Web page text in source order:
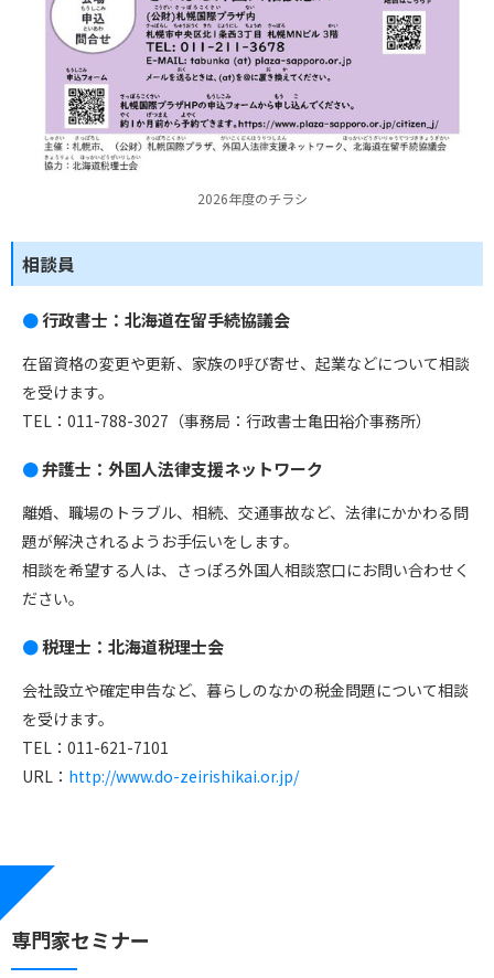
2026年度のチラシ
相談員
行政書士：北海道在留手続協議会
在留資格の変更や更新、家族の呼び寄せ、起業などについて相談
を受けます。
TEL：011-788-3027（事務局：行政書士亀田裕介事務所）
弁護士：外国人法律支援ネットワーク
離婚、職場のトラブル、相続、交通事故など、法律にかかわる問
題が解決されるようお手伝いをします。
相談を希望する人は、さっぽろ外国人相談窓口にお問い合わせく
ださい。
税理士：北海道税理士会
会社設立や確定申告など、暮らしのなかの税金問題について相談
を受けます。
TEL：011-621-7101
URL： http://www.do-zeirishikai.or.jp/
専門家セミナー